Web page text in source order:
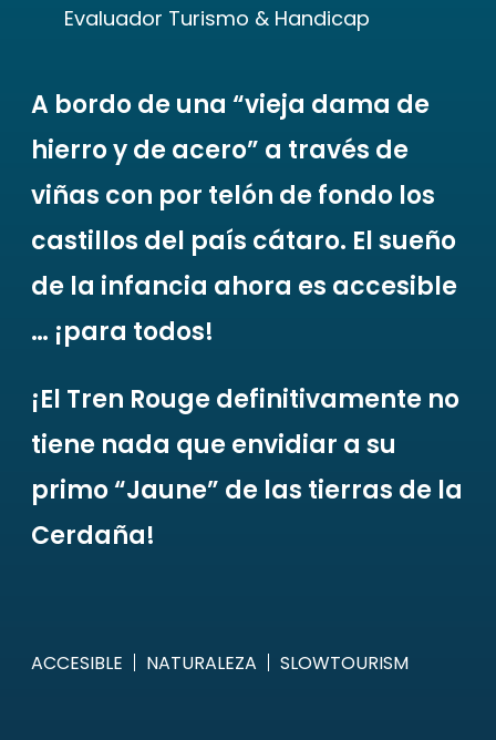
Evaluador Turismo & Handicap
A bordo de una “vieja dama de
hierro y de acero” a través de
viñas con por telón de fondo los
castillos del país cátaro. El sueño
de la infancia ahora es accesible
… ¡para todos!
¡El Tren Rouge definitivamente no
tiene nada que envidiar a su
primo “Jaune” de las tierras de la
Cerdaña!
ACCESIBLE NATURALEZA SLOWTOURISM